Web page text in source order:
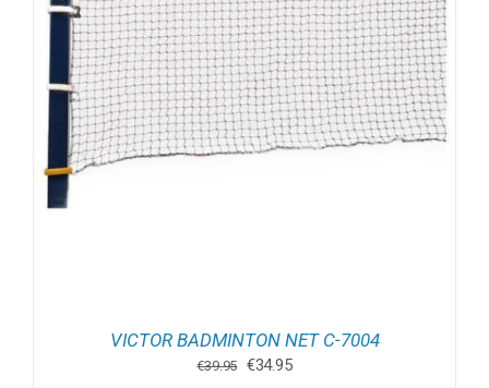
VICTOR BADMINTON NET C-7004
€39.95 Oorspronkelijke
€34.95Huidige